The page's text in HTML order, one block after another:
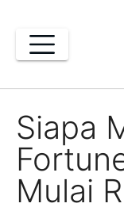
content
Siapa
Mulai